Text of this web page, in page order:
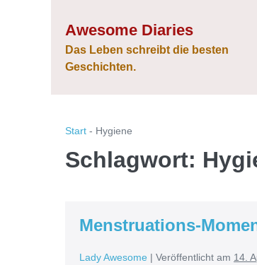
Awesome Diaries
Das Leben schreibt die besten
Geschichten.
Start - Hygiene
Schlagwort:
Menstruations-
Lady Awesome | Veröffentlicht am 14.